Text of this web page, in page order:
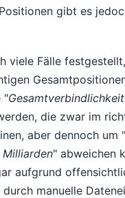
gibt es
viele Fälle
"
die zwar im
aber dennoch um "
" abweichen
aufgrund
manuelle